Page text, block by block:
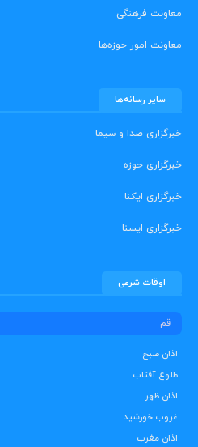
معاونت فرهنگی
معاونت امور حوزه‌ها
سایر رسانه‌ها
خبرگزاری صدا و سیما
خبرگزاری حوزه
خبرگزاری ایکنا
خبرگزاری ایسنا
اوقات شرعی
اذان صبح
طلوع آفتاب
اذان ظهر
غروب خورشید
اذان مغرب